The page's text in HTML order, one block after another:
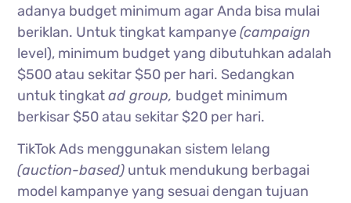
adanya budget minimum agar Anda bisa mulai
beriklan. Untuk tingkat kampanye(campaign
level), minimum budget yang dibutuhkan adalah
$500 atau sekitar $50 per hari. Sedangkan
untuk tingkatad group, budget minimum
berkisar $50 atau sekitar $20 per hari.
TikTok Ads menggunakan sistem lelang
(auction-based) untuk mendukung berbagai
model kampanye yang sesuai dengan tujuan